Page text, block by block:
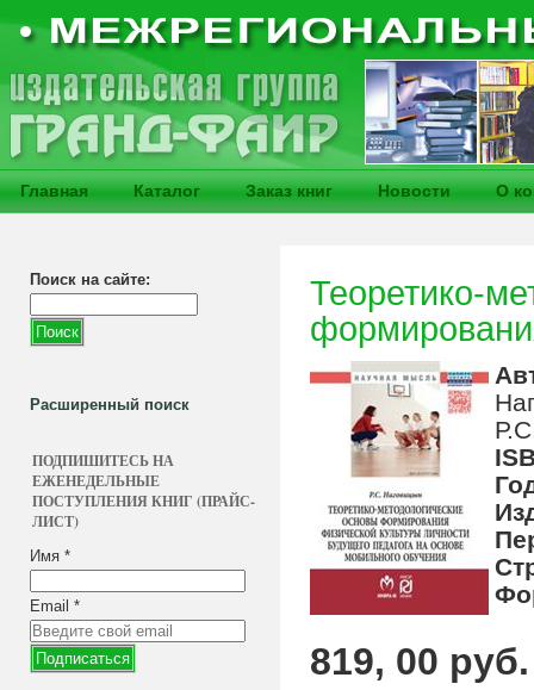
Главная Каталог Заказ книг Новости О
Поиск на сайте:
Расширенный поиск
ПОДПИШИТЕСЬ НА
ЕЖЕНЕДЕЛЬНЫЕ
ПОСТУПЛЕНИЯ КНИГ (ПРАЙС-
ЛИСТ)
Имя *
Email *
Теоретико-
819, 00 руб.